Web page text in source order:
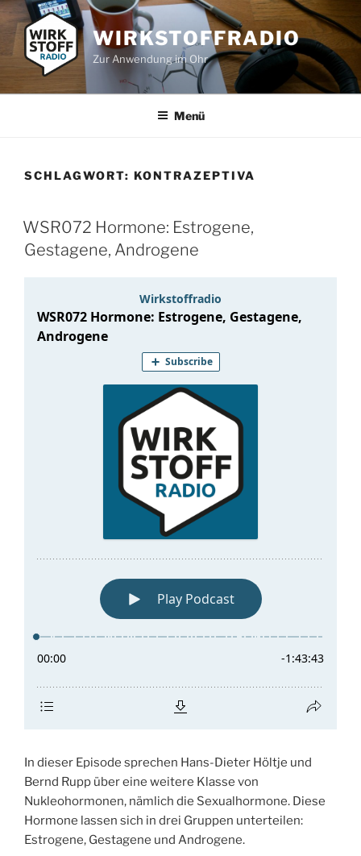
Zum
Inhalt
springen
WIRKSTOFFRADIO
Zur Anwendung im Ohr
Menü
SCHLAGWORT: KONTRAZEPTIVA
WSR072 Hormone: Estrogene,
Gestagene, Androgene
In dieser Episode sprechen Hans-Dieter Höltje und
Bernd Rupp über eine weitere Klasse von
Nukleohormonen, nämlich die Sexualhormone. Diese
Hormone lassen sich in drei Gruppen unterteilen:
Estrogene, Gestagene und Androgene.